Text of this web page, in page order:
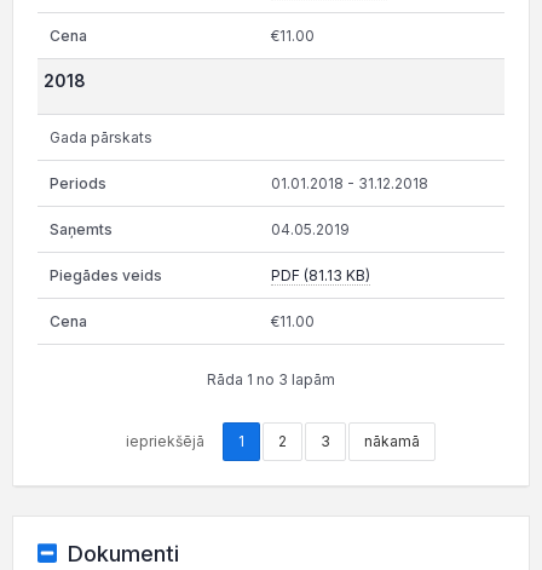
€11.00
2018
Gada pārskats
01.01.2018 - 31.12.2018
04.05.2019
PDF (81.13 KB)
€11.00
Rāda 1 no 3 lapām
iepriekšējā 1 2 3 nākamā
Dokumenti